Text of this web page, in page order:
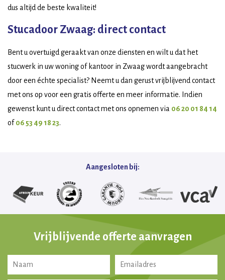
dus altijd de beste kwaliteit!
Stucadoor Zwaag: direct contact
Bent u overtuigd geraakt van onze diensten en wilt u dat het
stucwerk in uw woning of kantoor in Zwaag wordt aangebracht
door een échte specialist? Neemt u dan gerust vrijblijvend contact
met ons op voor een gratis offerte en meer informatie. Indien
gewenst kunt u direct contact met ons opnemen via 06 20 01 84 14
of06 53 49 18 23.
Aangesloten bij:
Vrijblijvende offerte aanvragen